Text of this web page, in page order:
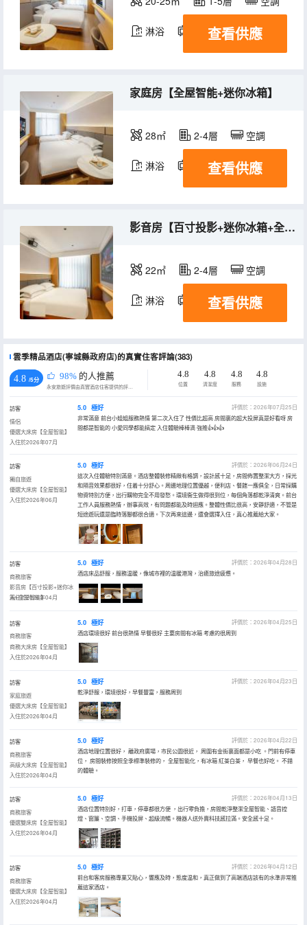
淋浴 電視機
查看供應
家庭房【全屋智能+迷你冰箱】
28㎡ 2-4層 空調
淋浴 電視機
查看供應
影音房【百寸投影+迷你冰箱+全屋智能】
22㎡ 2-4層 空調
淋浴 電視機
查看供應
雲季精品酒店(寧城縣政府店)的真實住客評論(383)
4.8 /5分 98% 的人推薦
永安旅遊評價由真實酒店住客提供的評價。
4.8
位置
4.8
清潔度
4.8
服務
4.8
設施
訪客
情侶
優選大床房【全屋智能】
入住於2026年07月
5.0 極好
評價於：2026年07月25日
非常滿意 前台小姐姐服務熱情 第二次入住了 性價比超高 房間裏的超大投屏真是好看呀 房
間都是智能的 小愛同學都能搞定 入住體驗棒棒滴 強推👍👍👍
訪客
獨自旅遊
優選大床房【全屋智能】
入住於2026年06月
5.0 極好
評價於：2026年06月24日
這次入住體驗特別滿意。酒店整體裝修精緻有格調，設計感十足，房間佈置整潔大方，採光
和隔音效果都很好，住着十分舒心。周邊地理位置優越，便利店、餐館一應俱全，日常採購
物資特別方便，出行購物完全不用發愁。環境衞生做得很到位，每個角落都乾淨清爽。前台
工作人員服務熱情，辦事高效，有問題都能及時迴應。整體性價比很高，安靜舒適，不管是
短途遊玩還是臨時落腳都很合適。下次再來這邊，還會選擇入住，真心推薦給大家。
訪客
商務旅客
影音房【百寸投影+迷你冰
箱+全屋智能】
入住於2026年04月
5.0 極好
評價於：2026年04月28日
酒店床品舒服，服務温暖，像城市裡的温暖港灣，治癒旅途疲憊。
訪客
商務旅客
商務大床房【全屋智能】
入住於2026年04月
5.0 極好
評價於：2026年04月25日
酒店環境很好 前台很熱情 早餐很好 主要房間有冰箱 考慮的很周到
訪客
家庭旅遊
優選大床房【全屋智能】
入住於2026年04月
5.0 極好
評價於：2026年04月23日
乾淨舒服，環境很好，早餐豐富，服務周到
訪客
商務旅客
高級大床房【全屋智能】
入住於2026年04月
5.0 極好
評價於：2026年04月22日
酒店地理位置很好， 離政府廣場，市民公園很近， 周圍有金街裏面都是小吃 。門前有停車
位， 房間裝修按照全季標準裝修的， 全屋智能化，有冰箱 紅茶白茶， 早餐也好吃。 不錯
的體驗。
訪客
商務旅客
優選雙床房【全屋智能】
入住於2026年04月
5.0 極好
評價於：2026年04月13日
酒店位置特別好，打車，停車都很方便 ，出行零負擔，房間乾淨整潔全屋智能、語音控
燈、窗簾、空調、手機投屏、超級流暢。機器人送外賣科技感拉滿。安全感十足。
訪客
商務旅客
優選大床房【全屋智能】
入住於2026年04月
5.0 極好
評價於：2026年04月12日
前台和客房服務專業又貼心，響應及時，態度温和，真正做到了高端酒店該有的水準非常推
薦這家酒店。